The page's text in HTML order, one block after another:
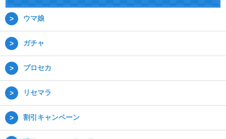
ウマ娘
ガチャ
プロセカ
リセマラ
割引キャンペーン